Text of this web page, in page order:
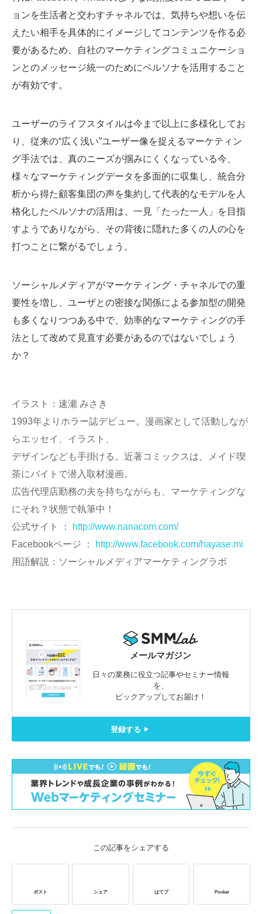
ョンを生活者と交わすチャネルでは、気持ちや想いを伝
えたい相手を具体的にイメージしてコンテンツを作る必
要があるため、自社のマーケティングコミュニケーショ
ンとのメッセージ統一のためにペルソナを活用すること
が有効です。
ユーザーのライフスタイルは今まで以上に多様化してお
り、従来の“広く浅い”ユーザー像を捉えるマーケティン
グ手法では、真のニーズが掴みにくくなっている今、
様々なマーケティングデータを多面的に収集し、統合分
析から得た顧客集団の声を集約して代表的なモデルを人
格化したペルソナの活用は、一見「たった一人」を目指
すようでありながら、その背後に隠れた多くの人の心を
打つことに繋がるでしょう。
ソーシャルメディアがマーケティング・チャネルでの重
要性を増し、ユーザとの密接な関係による参加型の開発
も多くなりつつある中で、効率的なマーケティングの手
法として改めて見直す必要があるのではないでしょう
か？
イラスト：速瀬 みさき
1993年よりホラー誌デビュー。漫画家として活動しなが
らエッセイ、イラスト、
デザインなども手掛ける。近著コミックスは、メイド喫
茶にバイトで潜入取材漫画。
広告代理店勤務の夫を持ちながらも、マーケティングな
にそれ？状態で執筆中！
公式サイト ：
http://www.nanacom.com/
Facebookページ ：
http://www.facebook.com/hayase.mi
用語解説：ソーシャルメディアマーケティングラボ
メールマガジン
日々の業務に役立つ記事やセミナー情報
を、
ピックアップしてお届け！
登録する
この記事をシェアする
ポスト シェア はてブ Pocket